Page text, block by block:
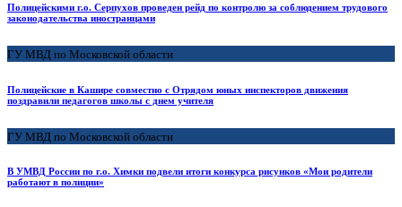
Полицейскими г.о. Серпухов проведен рейд по контролю за соблюдением трудового
законодательства иностранцами
ГУ МВД по Московской области
Полицейские в Кашире совместно с Отрядом юных инспекторов движения
поздравили педагогов школы с днем учителя
ГУ МВД по Московской области
В УМВД России по г.о. Химки подвели итоги конкурса рисунков «Мои родители
работают в полиции»